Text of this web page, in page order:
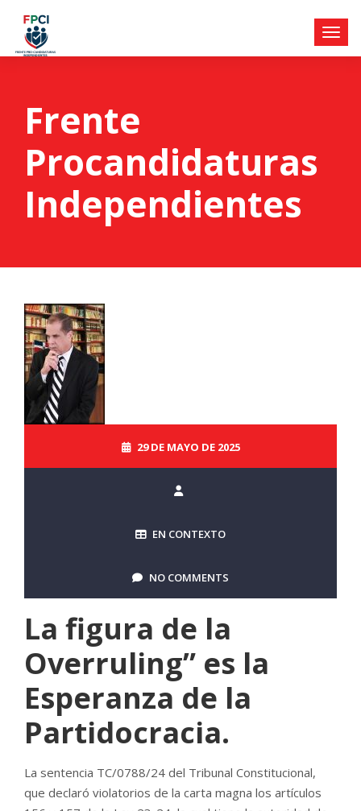
Frente
Procandidaturas
Independientes
29 DE MAYO DE 2025
EN CONTEXTO
NO COMMENTS
La figura de la
Overruling” es la
Esperanza de la
Partidocracia.
La sentencia TC/0788/24 del Tribunal Constitucional,
que declaró violatorios de la carta magna los artículos